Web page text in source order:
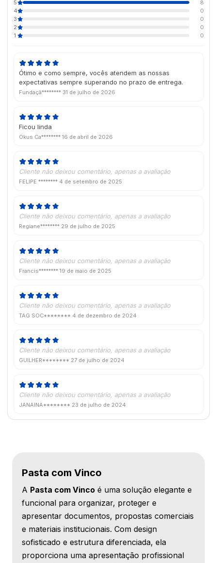
5
8
4
0
3
0
2
0
1
0
Ótimo e como sempre, vocês atendem as nossas
expectativas sempre superando no prazo de entrega.
Fundaçã******** 31 de julho de 2026
Ficou linda
Okus Ca******** 16 de abril de 2026
Cliente não deixou comentário, apenas a avaliação
FELIPE ******** 4 de setembro de 2025
Cliente não deixou comentário, apenas a avaliação
Regiane******** 29 de julho de 2025
Cliente não deixou comentário, apenas a avaliação
Francis******** 19 de maio de 2025
Cliente não deixou comentário, apenas a avaliação
TAG SOC******** 4 de dezembro de 2024
Cliente não deixou comentário, apenas a avaliação
GUILHER******** 27 de julho de 2024
Cliente não deixou comentário, apenas a avaliação
JANAINA******** 23 de julho de 2024
Pasta com Vinco
A Pasta com Vinco é uma solução elegante e
funcional para organizar, proteger e
apresentar documentos, propostas comerciais
e materiais institucionais. Com design
sofisticado e estrutura diferenciada, ela
proporciona uma apresentação profissional